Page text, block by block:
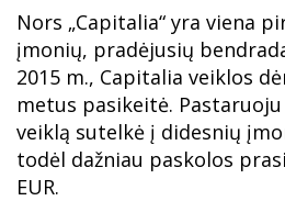
Nors „Capitalia“ yra viena
įmonių, pradėjusių
2015 m., Capitalia veiklos
metus pasikeitė.
veiklą sutelkė į didesnių
todėl dažniau paskolos
EUR.